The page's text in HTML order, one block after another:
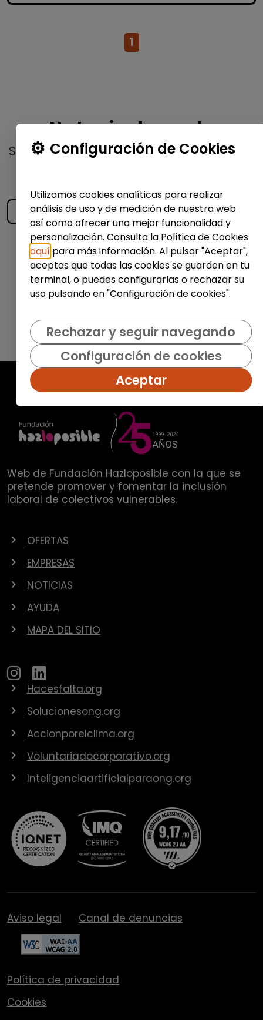
1
No te pierdas nada
Suscríbete a nuestroboletín semanal
Enviar
Web de Fundación Hazloposible con la que se
pretende promover y fomentar la inclusión
laboral de colectivos vulnerables.
OFERTAS
EMPRESAS
NOTICIAS
AYUDA
MAPA DEL SITIO
Hacesfalta.org
Solucionesong.org
Accionporelclima.org
Voluntariadocorporativo.org
Inteligenciaartificialparaong.org
Aviso legal Canal de denuncias
Política de privacidad
Cookies
Configuración de Cookies
Utilizamos cookies analíticas para realizar
análisis de uso y de medición de nuestra web
así como ofrecer una mejor funcionalidad y
personalización. Consulta la Política de Cookies
aquí para más información. Al pulsar "Aceptar",
aceptas que todas las cookies se guarden en tu
terminal, o puedes configurarlas o rechazar su
uso pulsando en "Configuración de cookies".
Rechazar y seguir navegando
Configuración de cookies
Aceptar